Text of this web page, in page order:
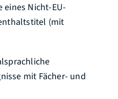
eines Nicht-EU-
(mit
se mit Fächer- und